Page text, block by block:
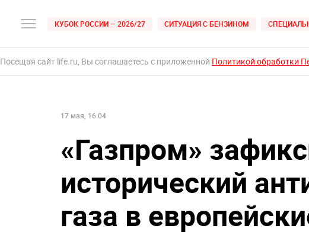
КУБОК РОССИИ — 2026/27 СИТУАЦИЯ С БЕНЗИНОМ
Посещая сайт life.ru, Вы соглашаетесь с приложенной Политикой обработки
17 мая, 16:04
«Газпром»
исторический
газа в